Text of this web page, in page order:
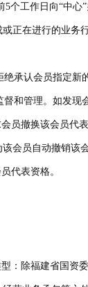
个工作日向“中
正在进行的业务
承认会员指定新
和管理。如发
员撤换该会员代
会员自动撤销
代表资格。
型：除福建省国